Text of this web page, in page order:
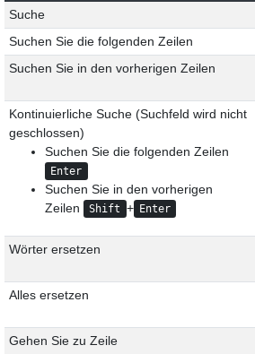
Suche
Suchen Sie die folgenden Zeilen
Suchen Sie in den vorherigen Zeilen
Kontinuierliche Suche (Suchfeld wird nicht
geschlossen)
Suchen Sie die folgenden Zeilen
Enter
Suchen Sie in den vorherigen
Zeilen
Shift + Enter
Wörter ersetzen
Alles ersetzen
Gehen Sie zu Zeile